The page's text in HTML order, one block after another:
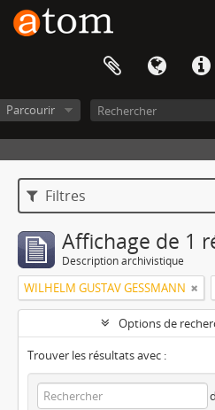
Parcourir
Filtres
Affichage de 1
Description archivistique
WILHELM GUSTAV GESSMANN
Options de
Trouver les résultats avec :